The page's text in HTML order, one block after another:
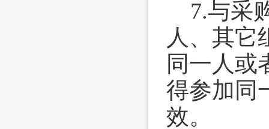
7.与采
人、其它
同一人或
得参加同
效。